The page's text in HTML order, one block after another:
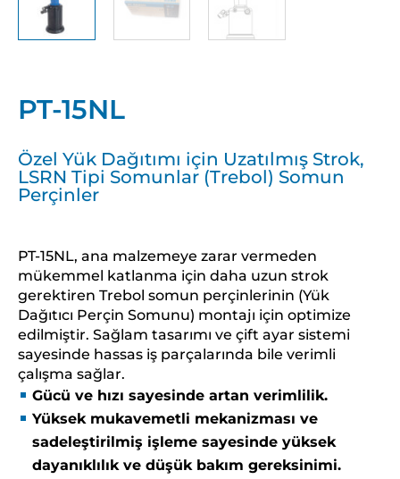
PT-15NL
Özel Yük Dağıtımı için Uzatılmış Strok,
LSRN Tipi Somunlar (Trebol) Somun
Perçinler
PT-15NL, ana malzemeye zarar vermeden
mükemmel katlanma için daha uzun strok
gerektiren Trebol somun perçinlerinin (Yük
Dağıtıcı Perçin Somunu) montajı için optimize
edilmiştir. Sağlam tasarımı ve çift ayar sistemi
sayesinde hassas iş parçalarında bile verimli
çalışma sağlar.
Gücü ve hızı sayesinde artan verimlilik.
Yüksek mukavemetli mekanizması ve
sadeleştirilmiş işleme sayesinde yüksek
dayanıklılık ve düşük bakım gereksinimi.